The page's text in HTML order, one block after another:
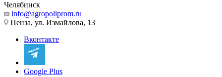
Челябинск
info@agropoliprom.ru
Пенза, ул. Измайлова, 13
Вконтакте
Google Plus